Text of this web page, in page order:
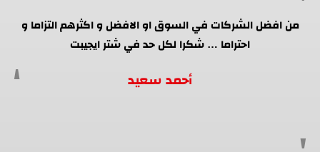
من افضل الشركات في السوق او الافضل و اكثرهم التزاما و
احتراما … شكرا لكل حد في شتر ايجيبت
أحمد سعيد